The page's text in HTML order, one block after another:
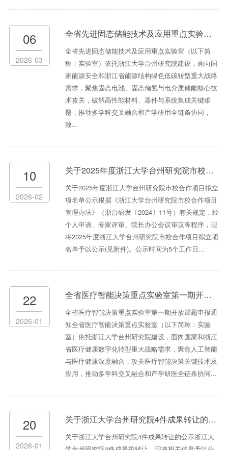
06
2026-03
全省先进固态储能技术及应用重点实验室第一期开放课题申报通知
全省先进固态储能技术及应用重点实验室（以下简
称：实验室）依托浙江大学台州研究院建设，面向国
家能源安全和浙江省能源结构绿色低碳转型重大战略
需求，聚焦固态电池、固态储氢与电介质储能核心技
术攻关，破解高性能材料、器件与系统集成关键难
题，推动多学科交叉融合和产学研用全链条协同，
致...
10
2026-02
关于2025年度浙江大学台州研究院市校合作项目拟立项名单公示
关于2025年度浙江大学台州研究院市校合作项目拟立
项名单公示根据《浙江大学台州研究院市校合作项目
管理办法》（浙台研发〔2024〕11号）有关规定，经
个人申请、专家评审、院长办公会议审议等程序，现
将2025年度浙江大学台州研究院市校合作项目拟立项
名单予以公示(见附件)。公示时间为5个工作日...
22
2026-01
全省医疗智能决策重点实验室第一期开放课题申报通知
全省医疗智能决策重点实验室第一期开放课题申报通
知全省医疗智能决策重点实验室（以下简称：实验
室）依托浙江大学台州研究院建设，面向国家和浙江
省医疗健康数字化转型重大战略需求，聚焦人工智能
与医疗健康深度融合，攻关医疗智能决策关键技术及
应用，推动多学科交叉融合和产学研医全链条协同...
20
2026-01
关于浙江大学台州研究院4件成果转让的公示
关于浙江大学台州研究院4件成果转让的公示浙江大